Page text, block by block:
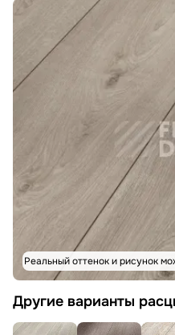
Реальный оттенок и рисунок
Другие варианты